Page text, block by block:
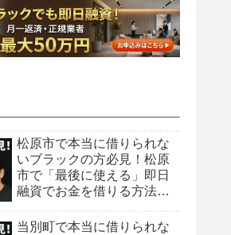
松原市で本当に借りられな
いブラックの方必見！松原
市で「最後に使える」即日
融資でお金を借りる方法を
当別町で本当に借りられな